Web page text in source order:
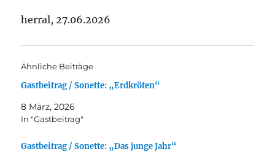
herral, 27.06.2026
Ähnliche Beiträge
Gastbeitrag / Sonette: „Erdkröten“
8 März, 2026
In "Gastbeitrag"
Gastbeitrag / Sonette: „Das junge Jahr“